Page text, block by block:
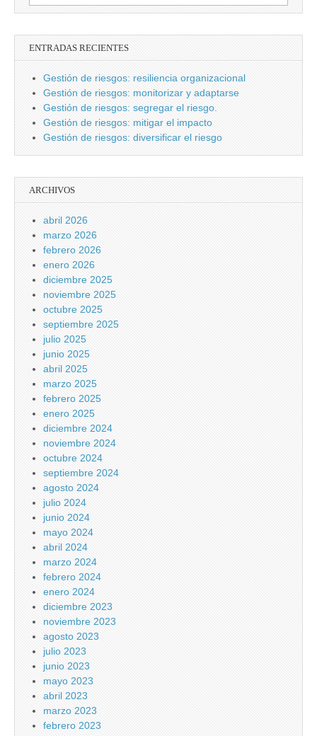
ENTRADAS RECIENTES
Gestión de riesgos: resiliencia organizacional
Gestión de riesgos: monitorizar y adaptarse
Gestión de riesgos: segregar el riesgo.
Gestión de riesgos: mitigar el impacto
Gestión de riesgos: diversificar el riesgo
ARCHIVOS
abril 2026
marzo 2026
febrero 2026
enero 2026
diciembre 2025
noviembre 2025
octubre 2025
septiembre 2025
julio 2025
junio 2025
abril 2025
marzo 2025
febrero 2025
enero 2025
diciembre 2024
noviembre 2024
octubre 2024
septiembre 2024
agosto 2024
julio 2024
junio 2024
mayo 2024
abril 2024
marzo 2024
febrero 2024
enero 2024
diciembre 2023
noviembre 2023
agosto 2023
julio 2023
junio 2023
mayo 2023
abril 2023
marzo 2023
febrero 2023